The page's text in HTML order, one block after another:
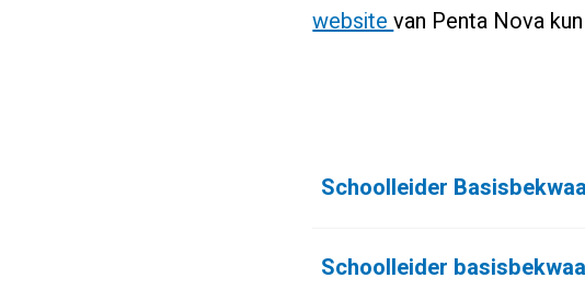
websitevan Penta Nova
Schoolleider
Schoolleider